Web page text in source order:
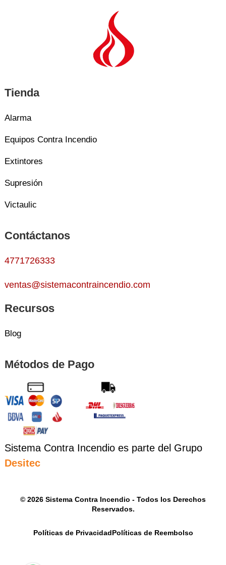
Tienda
Alarma
Equipos Contra Incendio
Extintores
Supresión
Victaulic
Contáctanos
4771726333
ventas@sistemacontraincendio.com
Recursos
Blog
Métodos de Pago
Sistema Contra Incendio es parte del Grupo
Desitec
© 2026 Sistema Contra Incendio - Todos los Derechos
Reservados.
Políticas de PrivacidadPolíticas de Reembolso